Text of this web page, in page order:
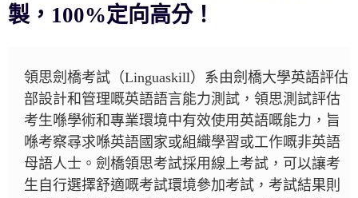
製，100%定向高分！
領思劍橋考試（Linguaskill）系由劍橋大學英語評估
部設計和管理嘅英語語言能力測試，領思測試評估
考生喺學術和專業環境中有效使用英語嘅能力，旨
喺考察尋求喺英語國家或組織學習或工作嘅非英語
母語人士。劍橋領思考試採用線上考試，可以讓考
生自行選擇舒適嘅考試環境參加考試，考試結果則